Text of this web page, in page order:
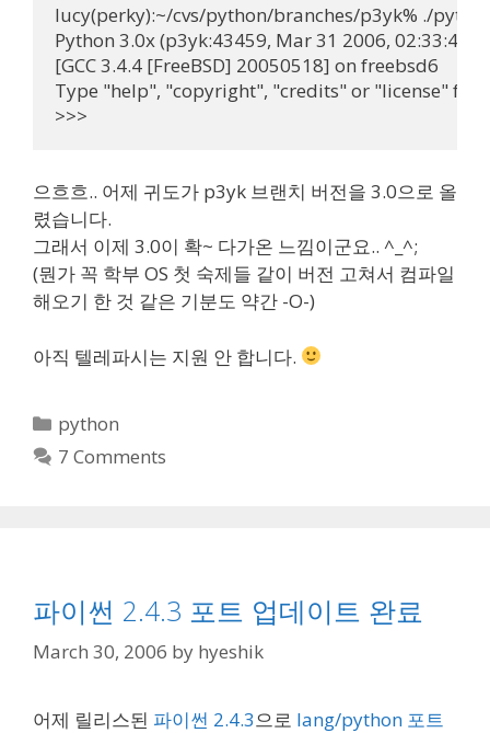
lucy(perky):~/cvs/python/branches/p3yk% ./
Python 3.0x (p3yk:43459, Mar 31 2006, 02:33:47)
[GCC 3.4.4 [FreeBSD] 20050518] on freebsd6
Type "help", "copyright", "credits" or "license" for
>>>
으흐흐.. 어제 귀도가 p3yk 브랜치 버전을 3.0으로 올
렸습니다.
그래서 이제 3.0이 확~ 다가온 느낌이군요.. ^_^;
(뭔가 꼭 학부 OS 첫 숙제들 같이 버전 고쳐서 컴파일
해오기 한 것 같은 기분도 약간 -O-)
아직 텔레파시는 지원 안 합니다.
Categories
python
7 Comments
파이썬 2.4.3 포트 업데이트 완료
March 30, 2006 by hyeshik
어제 릴리스된 파이썬 2.4.3으로 lang/python 포트